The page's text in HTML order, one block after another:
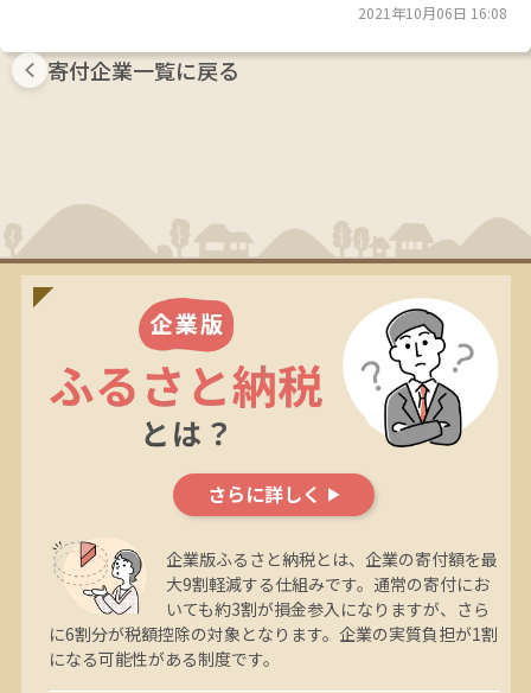
2021年10月06日 16:08
寄付企業一覧に戻る
さらに詳しく
企業版ふるさと納税とは、企業の寄付額を最
大9割軽減する仕組みです。通常の寄付にお
いても約3割が損金参入になりますが、さら
に6割分が税額控除の対象となります。企業の実質負担が1割
になる可能性がある制度です。